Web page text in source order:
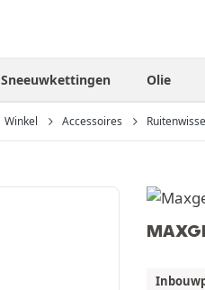
Sneeuwkettingen Olie
Winkel Accessoires